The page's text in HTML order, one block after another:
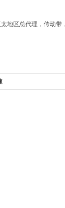
地区总代理，传动带